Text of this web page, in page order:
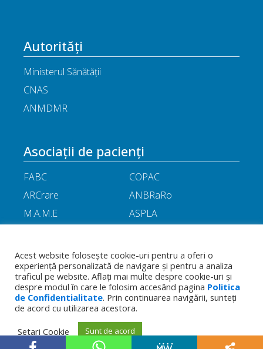
Autorități
Ministerul Sănătății
CNAS
ANMDMR
Asociații de pacienți
FABC
COPAC
ARCrare
ANBRaRo
M.A.M.E
ASPLA
APOR
Little People
Termeni
și
condiții
Politica de
confidențialitate
Toate drepturile rezervate - Asociația
Română a Producătorilor Internaționali de
Medicamente
Acest website folosește cookie-uri pentru a oferi o
experiență personalizată de navigare și pentru a analiza
traficul pe website. Aflați mai multe despre cookie-uri și
despre modul în care le folosim accesând pagina Politica
de Confidentialitate. Prin continuarea navigării, sunteți
de acord cu utilizarea acestora.
Setari Cookie
Sunt de acord